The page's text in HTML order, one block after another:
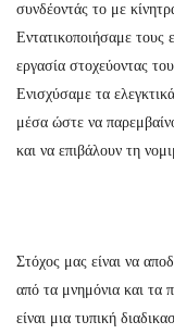
συνδέοντάς το με
Εντατικοποιήσαμε τους
εργασία στοχεύοντας
Ενισχύσαμε τα
μέσα ώστε να
και να επιβάλουν τη
Στόχος μας είναι να
από τα μνημόνια και τα
είναι μια τυπική